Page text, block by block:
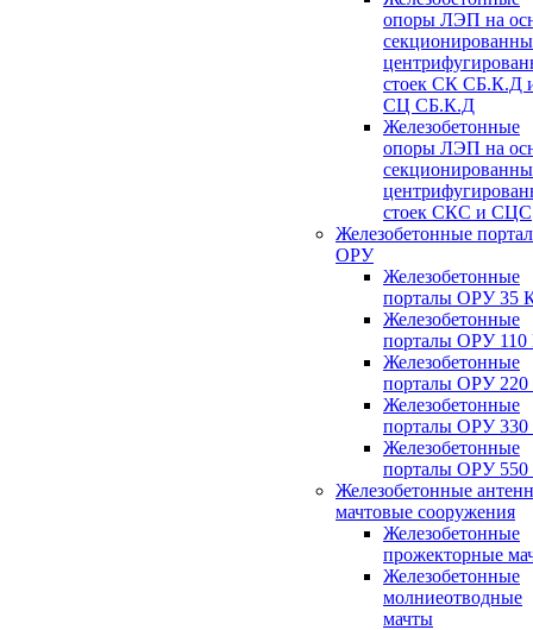
опоры ЛЭП на
стоек СК СБ.К.Д
СЦ СБ.К.Д
Железобетонные
опоры ЛЭП на
стоек СКС и СЦС
Железобетонные
ОРУ
Железобетонные
порталы ОРУ 35
Железобетонные
порталы ОРУ
Железобетонные
порталы ОРУ
Железобетонные
порталы ОРУ
Железобетонные
порталы ОРУ
Железобетонные
мачтовые сооружения
Железобетонные
прожекторные
Железобетонные
молниеотводные
мачты